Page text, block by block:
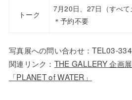
トーク
7月20日、27日（すべて
＊予約不要
写真展への問い合わせ：TEL03-
関連リンク： THE GALLERY 企画
「PLANET of WATER」